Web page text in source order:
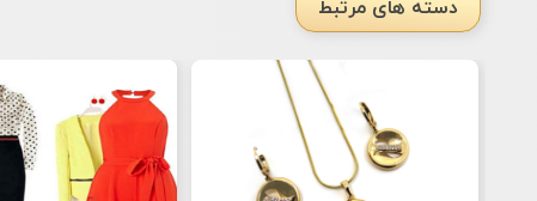
دسته های مرتبط